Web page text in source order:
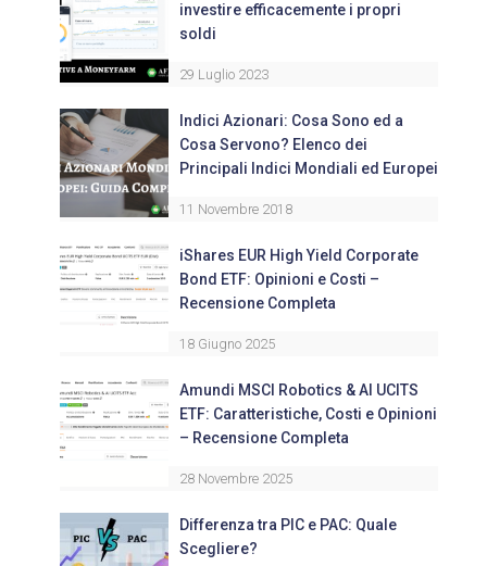
investire efficacemente i propri
soldi
29 Luglio 2023
Indici Azionari: Cosa Sono ed a
Cosa Servono? Elenco dei
Principali Indici Mondiali ed Europei
11 Novembre 2018
iShares EUR High Yield Corporate
Bond ETF: Opinioni e Costi –
Recensione Completa
18 Giugno 2025
Amundi MSCI Robotics & AI UCITS
ETF: Caratteristiche, Costi e Opinioni
– Recensione Completa
28 Novembre 2025
Differenza tra PIC e PAC: Quale
Scegliere?